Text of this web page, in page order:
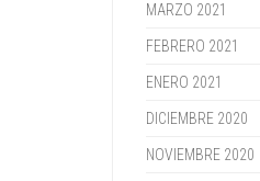
MARZO 2021
FEBRERO 2021
ENERO 2021
DICIEMBRE 2020
NOVIEMBRE 2020